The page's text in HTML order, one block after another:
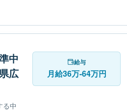
中
広
る中
給与
月給36万-64万円